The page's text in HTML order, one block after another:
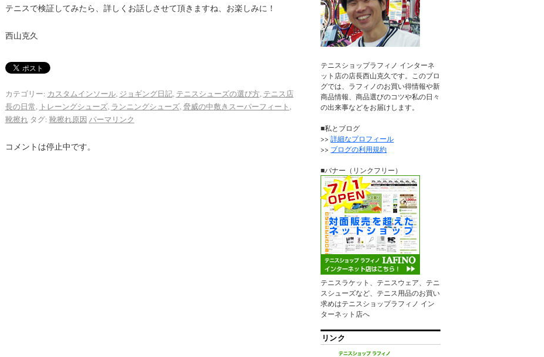
テニスで検証してみたら、詳しくお話しさせて頂きますね、お楽しみに！
西山克久
カテゴリー: カスタムインソール, ジョギング日記, テニスシューズの選び方, テニス店
長の日常, トレーングシューズ, ランニングシューズ, 脅威の中敷きスーパーフィート ,
靴擦れタグ: 靴擦れ原因 パーマリンク
コメントは停止中です。
テニスショップラフィノ インターネ
ット店の店長西山克久です。このブロ
グでは、ラフィノのお買い得情報や新
商品情報、商品選びのコツや私の日々
の出来事などをお届けします。
■私とブログ
>>詳細なプロフィール
>> ブログの利用規約
■バナー（リンクフリー）
テニスラケット、テニスウェア、テニ
スシューズなど、テニス用品のお買い
求めはテニスショップラフィノ イン
ターネット店へ
リンク